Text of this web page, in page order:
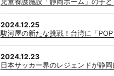
2024.12.25
駿河屋の新たな挑戦！台湾に「
2024.12.23
日本サッカー界のレジェンドが静